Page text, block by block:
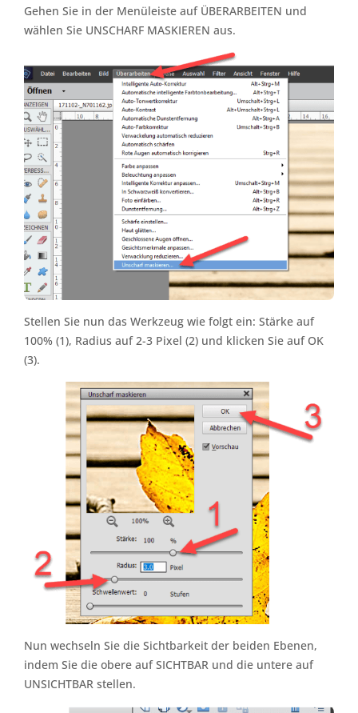
Gehen Sie in der Menüleiste auf ÜBERARBEITEN und
wählen Sie UNSCHARF MASKIEREN aus.
Stellen Sie nun das Werkzeug wie folgt ein: Stärke auf
100% (1), Radius auf 2-3 Pixel (2) und klicken Sie auf OK
(3).
Nun wechseln Sie die Sichtbarkeit der beiden Ebenen,
indem Sie die obere auf SICHTBAR und die untere auf
UNSICHTBAR stellen.